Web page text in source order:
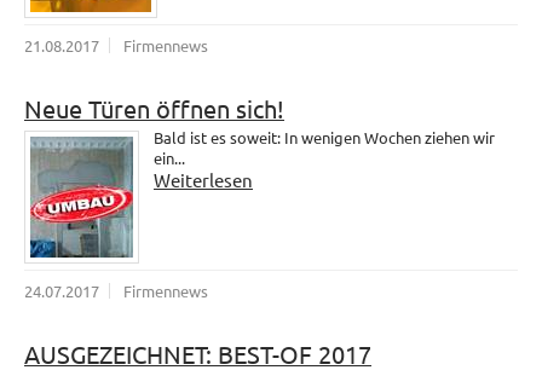
21.08.2017 Firmennews
Neue Türen öffnen sich!
Bald ist es soweit: In wenigen Wochen ziehen wir
ein...
Weiterlesen
24.07.2017 Firmennews
AUSGEZEICHNET: BEST-OF 2017